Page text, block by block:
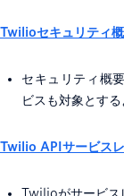
Twilioセキュリティ
セキュリティ概
ビスも対象とする
Twilio APIサービス